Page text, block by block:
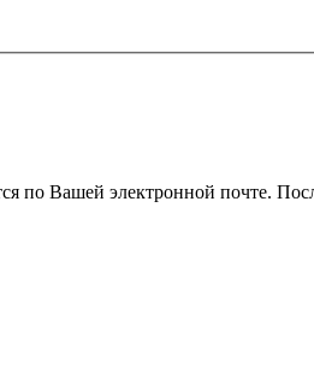
по Вашей электронной почте.